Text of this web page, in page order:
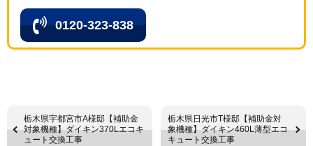
0120-323-838
栃木県宇都宮市A様邸【補助金
対象機種】ダイキン370Lエコキ
ュート交換工事
栃木県日光市T様邸【補助金対
象機種】ダイキン460L薄型エコ
キュート交換工事